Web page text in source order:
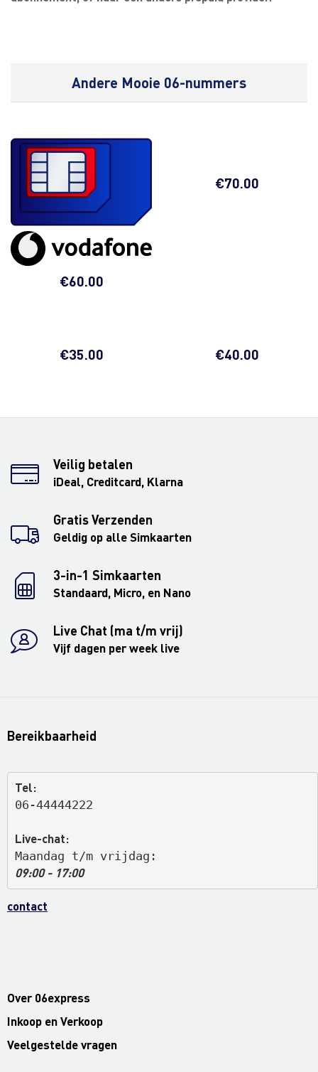
Andere Mooie 06-nummers
€60.00
€70.00
€35.00 €40.00
Veilig betalen
iDeal, Creditcard, Klarna
Gratis Verzenden
Geldig op alle Simkaarten
3-in-1 Simkaarten
Standaard, Micro, en Nano
Live Chat (ma t/m vrij)
Vijf dagen per week live
Bereikbaarheid
Tel:
06-44444222
Live-chat:
Maandag t/m vrijdag:
09:00 - 17:00
contact
Over 06express
Inkoop en Verkoop
Veelgestelde vragen